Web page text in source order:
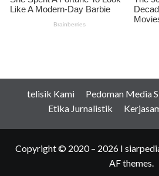
telisik Kami Pedoman Media
Etika Jurnalistik
Copyright © 2020 – 2026 I
AF themes.